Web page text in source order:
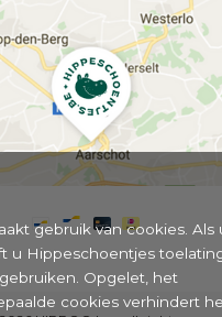
gebruik van cookies. Als
u Hippeschoentjes
Opgelet, het
cookies verhindert